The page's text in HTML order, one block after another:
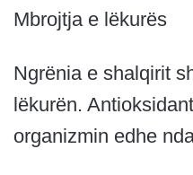
Mbrojtja e lëkurës
Ngrënia e shalqirit
lëkurën.
organizmin edhe